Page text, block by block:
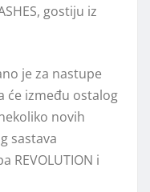
gostiju iz
je za nastupe
će između ostalog
novih
sastava
REVOLUTION i